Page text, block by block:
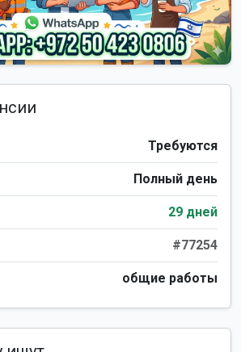
Требуются
Полный день
29 дней
#77254
общие работы